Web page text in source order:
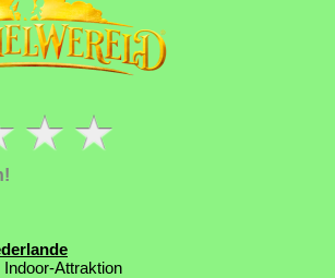
Attraktion